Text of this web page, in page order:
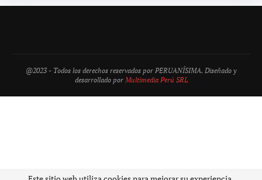
@2023 - Todos los derechos reservados por PERUANÍSIMA. Diseñado y
desarrollado por Multimedia Perú SRL